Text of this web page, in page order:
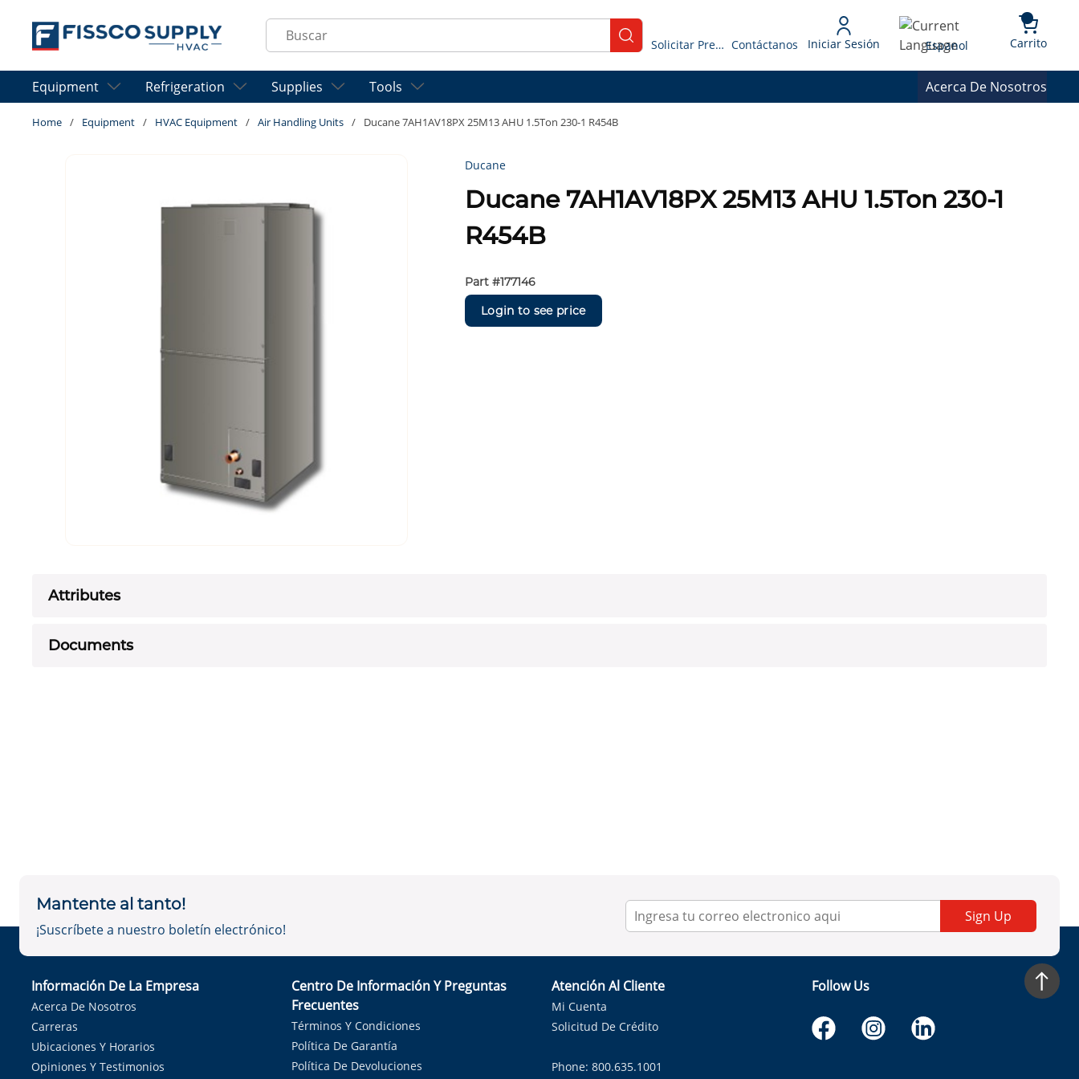
Skip to main content
Site Search
submit search
Solicitar Presupuesto Contáctanos Iniciar Sesión Language
Espanol Carrito{0}
Equipment Refrigeration Supplies Tools Acerca De Nosotros
Home / Equipment / HVAC Equipment / Air Handling Units / Ducane 7AH1AV18PX 25M13 AHU 1.5Ton 230-1 R454B
Ducane
Ducane 7AH1AV18PX 25M13 AHU 1.5Ton 230-1
R454B
Part #177146
Login to see price
Attributes
Documents
Mantente al tanto!
¡Suscríbete a nuestro boletín electrónico!
Sign Up
Información De La Empresa
Acerca De Nosotros
Carreras
Ubicaciones Y Horarios
Opiniones Y Testimonios
Centro De Información Y Preguntas
Frecuentes
Términos Y Condiciones
Política De Garantía
Política De Devoluciones
Atención Al Cliente
Mi Cuenta
Solicitud De Crédito
Phone: 800.635.1001
Follow Us